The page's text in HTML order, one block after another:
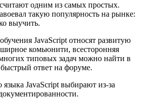
одним из самых простых.
такую популярность на рынке:
выучить.
JavaScript относят развитую
комьюнити, всесторонняя
типовых задач можно найти в
ответ на форуме.
языка JavaScript выбирают из-за